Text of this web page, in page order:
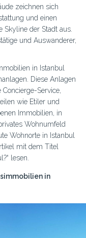
zeichnen sich
und einen
Skyline der Stadt aus.
und Auswanderer,
in Istanbul
Diese Anlagen
Service,
wie Etiler und
Immobilien, in
Wohnumfeld
Wohnorte in Istanbul
mit dem Titel
lesen.
in